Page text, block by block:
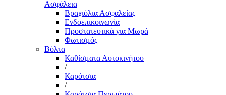
Ασφάλεια
Βραχιόλια Ασφαλείας
Ενδοεπικοινωνία
Προστατευτικά για Μωρά
Φωτισμός
Βόλτα
Καθίσματα Αυτοκινήτου
/
Καρότσια
/